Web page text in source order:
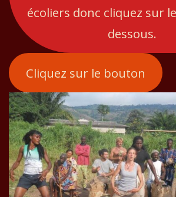
écoliers donc cliquez sur
dessous.
Cliquez sur le bouton